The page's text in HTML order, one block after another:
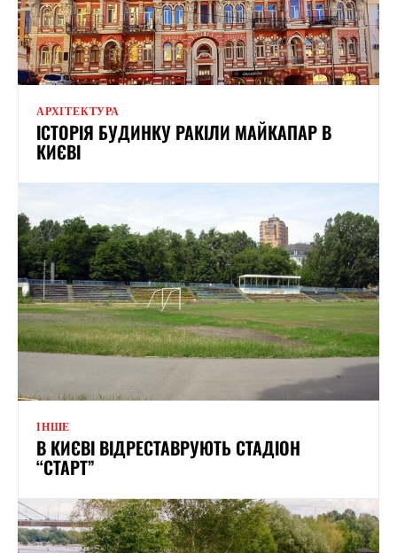
АРХІТЕКТУРА
ІСТОРІЯ БУДИНКУ РАКІЛИ МАЙКАПАР В
КИЄВІ
ІНШЕ
В КИЄВІ ВІДРЕСТАВРУЮТЬ СТАДІОН
“СТАРТ”